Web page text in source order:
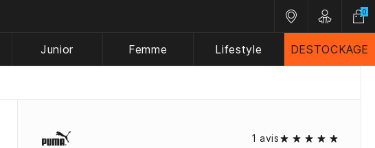
Nos magasins
Customer
0
Junior Femme Lifestyle DESTOCKAGE
1 avis